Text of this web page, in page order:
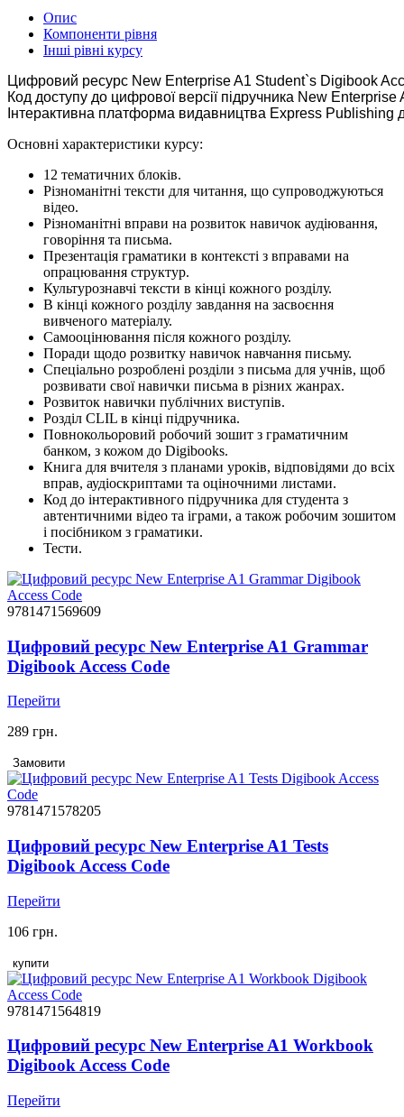
Опис
Компоненти рівня
Інші рівні курсу
Цифровий ресурс New Enterprise A1 Student`s Digibook
Код доступу до цифрової версії підручника New
Інтерактивна платформа видавництва Express Publishing
Основні характеристики курсу:
12 тематичних блоків.
Різноманітні тексти для читання, що супроводжуються
відео.
Різноманітні вправи на розвиток навичок аудіювання,
говоріння та письма.
Презентація граматики в контексті з вправами на
опрацювання структур.
Культурознавчі тексти в кінці кожного розділу.
В кінці кожного розділу завдання на засвоєння
вивченого матеріалу.
Самооцінювання після кожного розділу.
Поради щодо розвитку навичок навчання письму.
Спеціально розроблені розділи з письма для учнів, щоб
розвивати свої навички письма в різних жанрах.
Розвиток навички публічних виступів.
Розділ CLIL в кінці підручника.
Повнокольоровий робочий зошит з граматичним
банком, з кожом до Digibooks.
Книга для вчителя з планами уроків, відповідями до всіх
вправ, аудіоскриптами та оціночними листами.
Код до інтерактивного підручника для студента з
автентичними відео та іграми, а також робочим зошитом
і посібником з граматики.
Тести.
9781471569609
Цифровий ресурс New Enterprise A1 Grammar
Digibook Access Code
Перейти
289 грн.
Замовити
9781471578205
Цифровий ресурс New Enterprise A1 Tests
Digibook Access Code
Перейти
106 грн.
купити
9781471564819
Цифровий ресурс New Enterprise A1 Workbook
Digibook Access Code
Перейти